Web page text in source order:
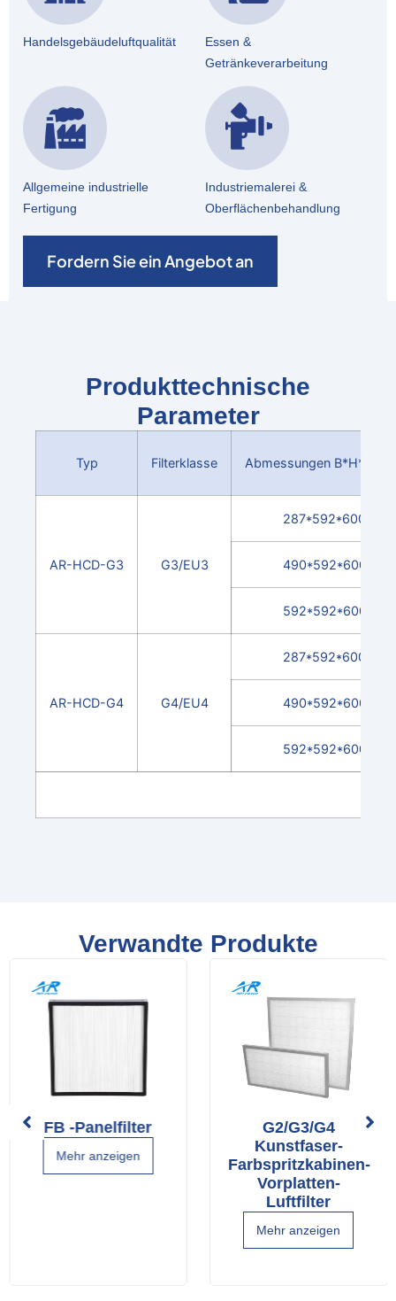
Handelsgebäudeluftqualität
Essen &
Getränkeverarbeitung
Allgemeine industrielle
Fertigung
Industriemalerei &
Oberflächenbehandlung
Fordern Sie ein Angebot an
Produkttechnische
Parameter
Typ Filterklasse Abmessungen
AR-HCD-G3 G3/EU3
287*592*600
490*592*600
592*592*600
AR-HCD-G4 G4/EU4
287*592*600
490*592*600
592*592*600
Verwandte Produkte
FB -Panelfilter
Mehr anzeigen
G2/G3/G4
Kunstfaser-
Farbspritzkabinen-
Vorplatten-
Luftfilter
Mehr anzeigen